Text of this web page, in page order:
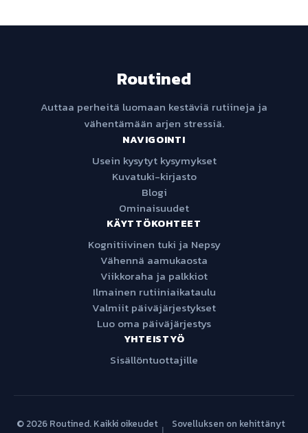
Routined
Auttaa perheitä luomaan kestäviä rutiineja ja
vähentämään arjen stressiä.
NAVIGOINTI
Usein kysytyt kysymykset
Kuvatuki-kirjasto
Blogi
Ominaisuudet
KÄYTTÖKOHTEET
Kognitiivinen tuki ja Nepsy
Vähennä aamukaosta
Viikkoraha ja palkkiot
Ilmainen rutiiniaikataulu
Valmiit päiväjärjestykset
Luo oma päiväjärjestys
YHTEISTYÖ
Sisällöntuottajille
© 2026 Routined. Kaikki oikeudet |
Sovelluksen on kehittänyt